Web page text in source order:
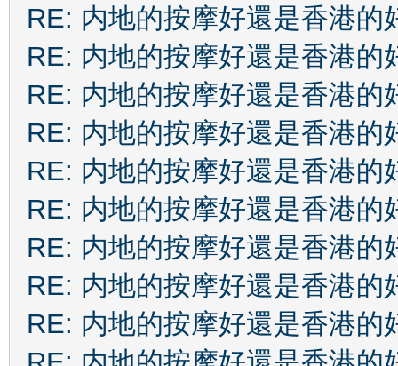
RE: 内地的按摩好還是香港的
RE: 内地的按摩好還是香港的
RE: 内地的按摩好還是香港的
RE: 内地的按摩好還是香港的
RE: 内地的按摩好還是香港的
RE: 内地的按摩好還是香港的
RE: 内地的按摩好還是香港的
RE: 内地的按摩好還是香港的
RE: 内地的按摩好還是香港的